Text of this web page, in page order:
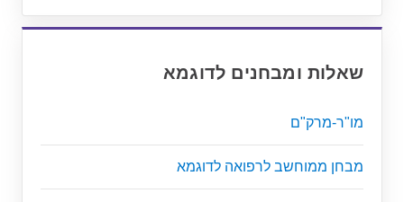
שאלות ומבחנים לדוגמא
מו"ר-מרק"ם
מבחן ממוחשב לרפואה לדוגמא